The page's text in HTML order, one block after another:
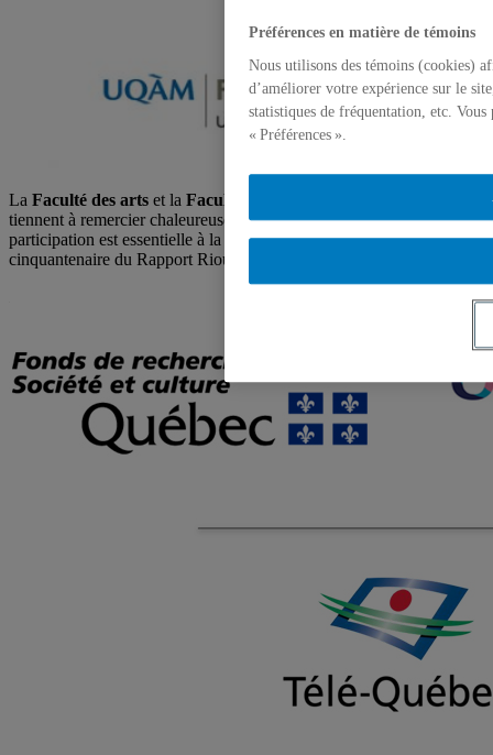
La Faculté des arts et la Faculté des sciences de l’éducation
tiennent à remercier chaleureusement leurs partenaires, dont la
participation est essentielle à la réussite des activités entourant le
cinquantenaire du Rapport Rioux :
Préférences en matière de témoins
Nous utilisons des témoins (cookies)
d’améliorer votre expérience sur le
statistiques de fréquentation, etc.
« Préférences ».